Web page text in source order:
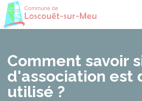
Comment savoir
d'association est
utilisé ?